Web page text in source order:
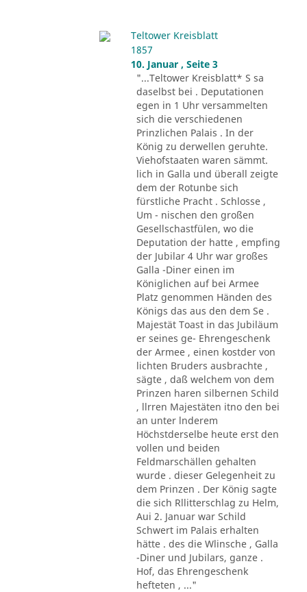
Teltower Kreisblatt
1857
10. Januar , Seite 3
"...Teltower Kreisblatt* S sa
daselbst bei . Deputationen
egen in 1 Uhr versammelten
sich die verschiedenen
Prinzlichen Palais . In der
König zu derwellen geruhte.
Viehofstaaten waren sämmt.
lich in Galla und überall zeigte
dem der Rotunbe sich
fürstliche Pracht . Schlosse ,
Um - nischen den großen
Gesellschastfülen, wo die
Deputation der hatte , empfing
der Jubilar 4 Uhr war großes
Galla -Diner einen im
Königlichen auf bei Armee
Platz genommen Händen des
Königs das aus den dem Se .
Majestät Toast in das Jubiläum
er seines ge- Ehrengeschenk
der Armee , einen kostder von
lichten Bruders ausbrachte ,
sägte , daß welchem von dem
Prinzen haren silbernen Schild
, llrren Majestäten itno den bei
an unter lnderem
Höchstderselbe heute erst den
vollen und beiden
Feldmarschällen gehalten
wurde . dieser Gelegenheit zu
dem Prinzen . Der König sagte
die sich Rllitterschlag zu Helm,
Aui 2. Januar war Schild
Schwert im Palais erhalten
hätte . des die Wlinsche , Galla
-Diner und Jubilars, ganze .
Hof, das Ehrengeschenk
hefteten , ..."